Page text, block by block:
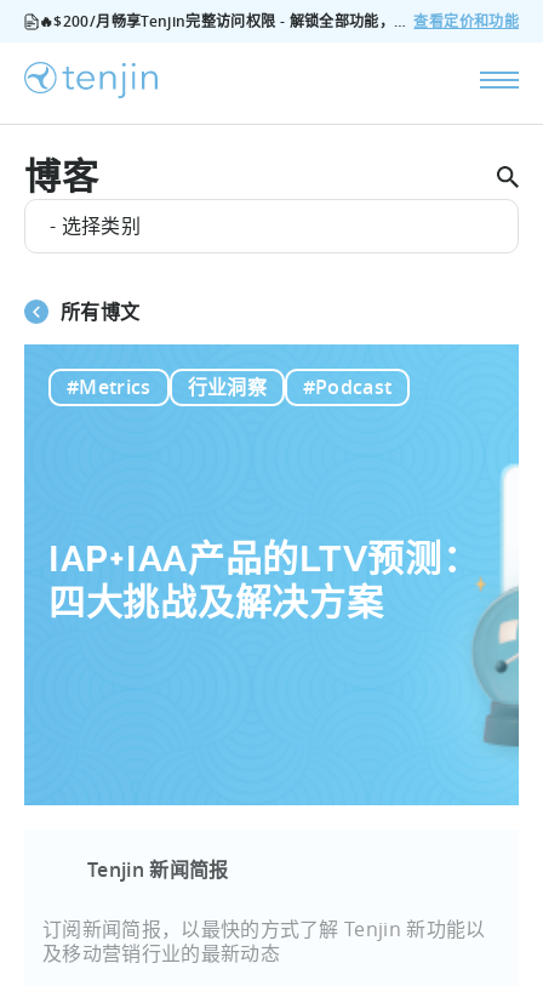
🔥$200/月畅享Tenjin完整访问权限 - 解锁全部功能，无隐藏费用，随时可取消 查看定价和功能
博客
- 选择类别
所有博文
#Metrics 行业洞察 #Podcast
IAP+IAA产品的LTV预测：
四大挑战及解决方案
Tenjin 新闻简报
订阅新闻简报，以最快的方式了解 Tenjin 新功能以
及移动营销行业的最新动态